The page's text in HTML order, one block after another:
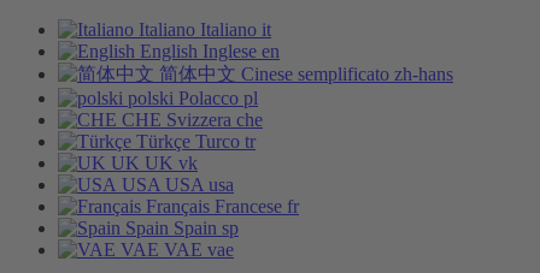
Italiano Italiano it
English Inglese en
简体中文 Cinese semplificato zh-hans
polski Polacco pl
CHE Svizzera che
Türkçe Turco tr
UK UK vk
USA USA usa
Français Francese fr
Spain Spain sp
VAE VAE vae